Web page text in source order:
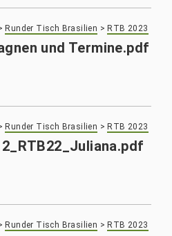
Runder Tisch Brasilien > RTB 2023
und Termine.pdf
Runder Tisch Brasilien > RTB 2023
Runder Tisch Brasilien > RTB 2023